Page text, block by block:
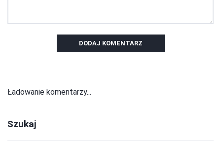
DODAJ KOMENTARZ
Ładowanie komentarzy...
Szukaj